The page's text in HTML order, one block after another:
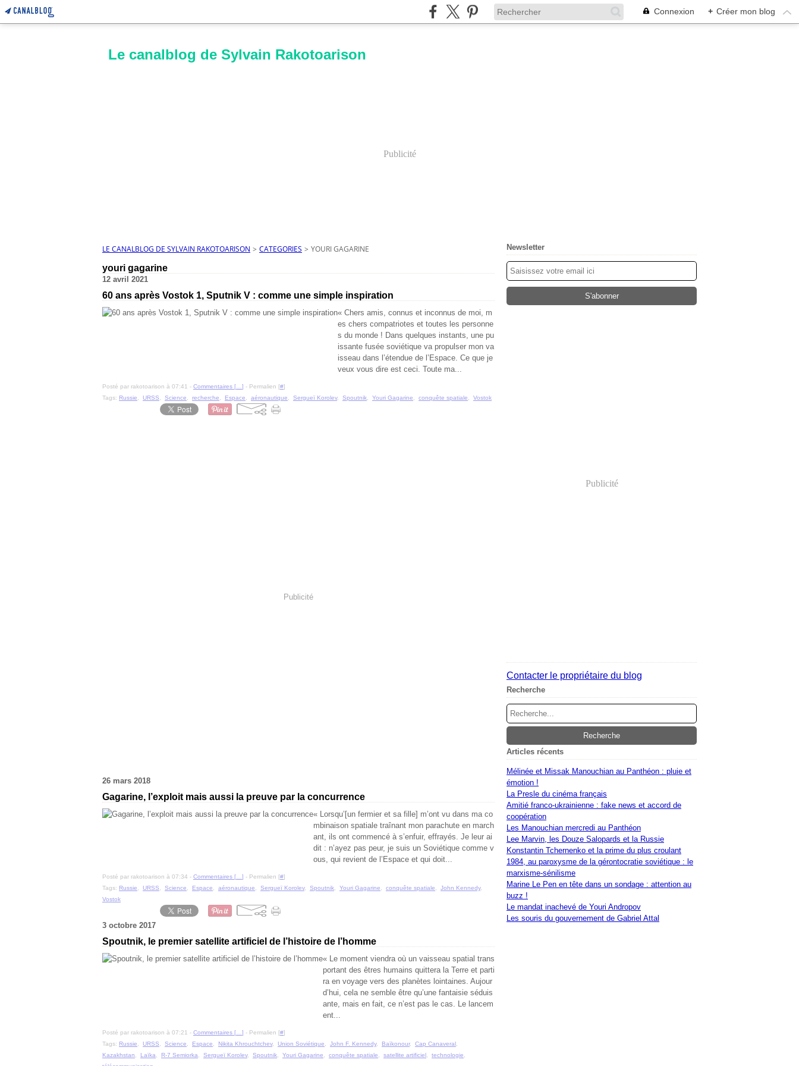
Connexion + Créer mon blog
Le canalblog de Sylvain Rakotoarison
Publicité
LE CANALBLOG DE SYLVAIN RAKOTOARISON > CATEGORIES > YOURI GAGARINE
youri gagarine
12 avril 2021
60 ans après Vostok 1, Sputnik V : comme une simple inspiration
« Chers amis, connus et inconnus de moi, m
es chers compatriotes et toutes les personne
s du monde ! Dans quelques instants, une pu
issante fusée soviétique va propulser mon va
isseau dans l’étendue de l’Espace. Ce que je
veux vous dire est ceci. Toute ma...
Posté par rakotoarison à 07:41 - Commentaires [ ] - Permalien [#]
Tags: Russie URSS Science recherche Espace aéronautique Sergueï Korolev, Spoutnik Youri Gagarine conquête spatiale Vostok
Publicité
26 mars 2018
Gagarine, l’exploit mais aussi la preuve par la concurrence
« Lorsqu’[un fermier et sa fille] m’ont vu dans ma co
mbinaison spatiale traînant mon parachute en march
ant, ils ont commencé à s’enfuir, effrayés. Je leur ai
dit : n’ayez pas peur, je suis un Soviétique comme v
ous, qui revient de l’Espace et qui doit...
Posté par rakotoarison à 07:34 - Commentaires [ ] - Permalien [#]
Tags: Russie URSS Science Espace aéronautique Sergueï Korolev, Spoutnik Youri Gagarine conquête spatiale John Kennedy,
Vostok
3 octobre 2017
Spoutnik, le premier satellite artificiel de l’histoire de l’homme
« Le moment viendra où un vaisseau spatial trans
portant des êtres humains quittera la Terre et parti
ra en voyage vers des planètes lointaines. Aujour
d’hui, cela ne semble être qu’une fantaisie séduis
ante, mais en fait, ce n’est pas le cas. Le lancem
ent...
Posté par rakotoarison à 07:21 - Commentaires [ ] - Permalien [#]
Tags: Russie URSS Science Espace Nikita Khrouchtchev, Union Soviétique John F. Kennedy, Baïkonour, Cap Canaveral
Kazakhstan
Laïka R-7 Semiorka Sergueï Korolev, Spoutnik Youri Gagarine conquête spatiale satellite artificiel technologie
Newsletter
Publicité
Contacter le propriétaire du blog
Recherche
Articles récents
Mélinée et Missak Manouchian au Panthéon : pluie et
émotion !
La Presle du cinéma français
Amitié franco-ukrainienne : fake news et accord de
coopération
Les Manouchian mercredi au Panthéon
Lee Marvin, les Douze Salopards et la Russie
Konstantin Tchernenko et la prime du plus croulant
1984, au paroxysme de la gérontocratie soviétique : le
marxisme-sénilisme
Marine Le Pen en tête dans un sondage : attention au
buzz !
Le mandat inachevé de Youri Andropov
Les souris du gouvernement de Gabriel Attal